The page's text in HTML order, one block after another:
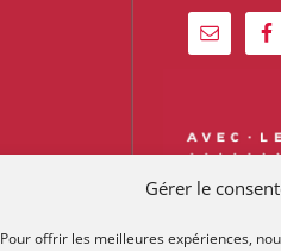
Gérer le
Pour offrir les meilleures expériences,